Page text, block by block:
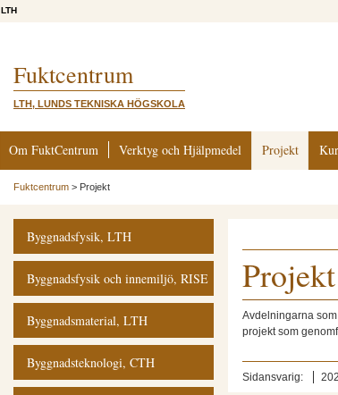
LTH
Fuktcentrum
LTH, LUNDS TEKNISKA HÖGSKOLA
Om FuktCentrum Verktyg och Hjälpmedel Projekt
Fuktcentrum > Projekt
Byggnadsfysik, LTH
Byggnadsfysik och innemiljö, RISE
Byggnadsmaterial, LTH
Byggnadsteknologi, CTH
Projekt
Avdelningarna
projekt som
Sidansvarig: